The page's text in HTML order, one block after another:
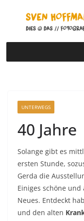
springen
UNTERWEGS
40 Jahre
Solange gibt es
ersten Stunde,
Gerda die
Einiges schöne
Neues. Entdeckt
und den alten